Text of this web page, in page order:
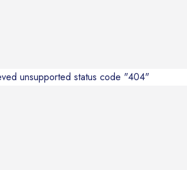
unsupported status code "404"